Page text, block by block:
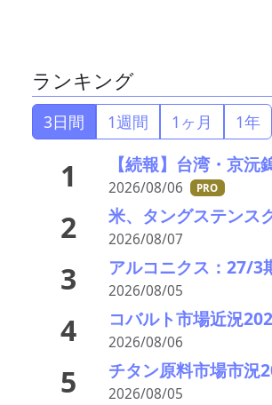
ランキング
3日間 1週間 1ヶ月 1年
1 2026/08/06 PRO
2 2026/08/07
3 2026/08/05
4 2026/08/06
5 2026/08/05